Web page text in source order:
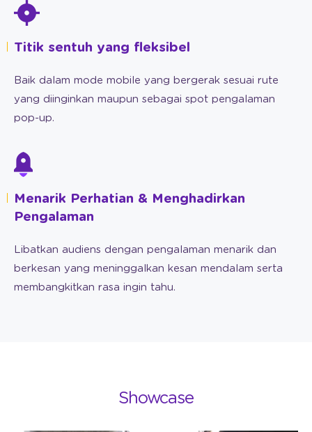
Titik sentuh yang fleksibel
Baik dalam mode mobile yang bergerak sesuai rute
yang diinginkan maupun sebagai spot pengalaman
pop-up.
Menarik Perhatian & Menghadirkan
Pengalaman
Libatkan audiens dengan pengalaman menarik dan
berkesan yang meninggalkan kesan mendalam serta
membangkitkan rasa ingin tahu.
Showcase